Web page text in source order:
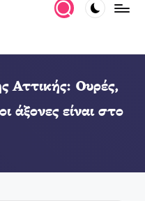
Αττικής: Ουρές,
άξονες είναι στο